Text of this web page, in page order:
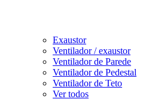
Exaustor
Ventilador / exaustor
Ventilador de Parede
Ventilador de Pedestal
Ventilador de Teto
Ver todos